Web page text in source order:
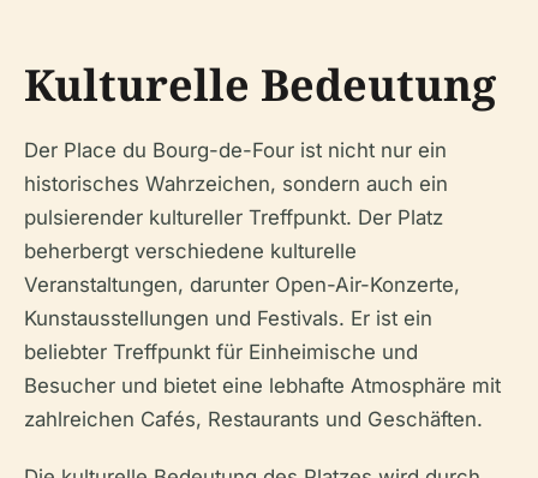
Kulturelle Bedeutung
Der Place du Bourg-de-Four ist nicht nur ein
historisches Wahrzeichen, sondern auch ein
pulsierender kultureller Treffpunkt. Der Platz
beherbergt verschiedene kulturelle
Veranstaltungen, darunter Open-Air-Konzerte,
Kunstausstellungen und Festivals. Er ist ein
beliebter Treffpunkt für Einheimische und
Besucher und bietet eine lebhafte Atmosphäre mit
zahlreichen Cafés, Restaurants und Geschäften.